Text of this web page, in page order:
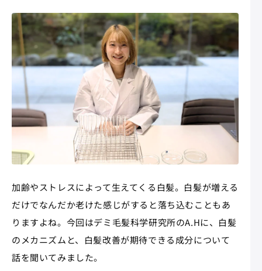
加齢やストレスによって生えてくる白髪。白髪が増える
だけでなんだか老けた感じがすると落ち込むこともあ
りますよね。今回はデミ毛髪科学研究所のA.Hに、白髪
のメカニズムと、白髪改善が期待できる成分について
話を聞いてみました。